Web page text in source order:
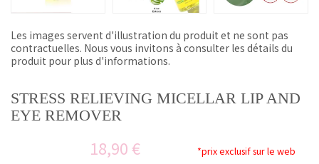
Les images servent d'illustration du produit et ne sont pas
contractuelles. Nous vous invitons à consulter les détails du
produit pour plus d'informations.
STRESS RELIEVING MICELLAR LIP AND
EYE REMOVER
18,90 € *prix exclusif sur le web